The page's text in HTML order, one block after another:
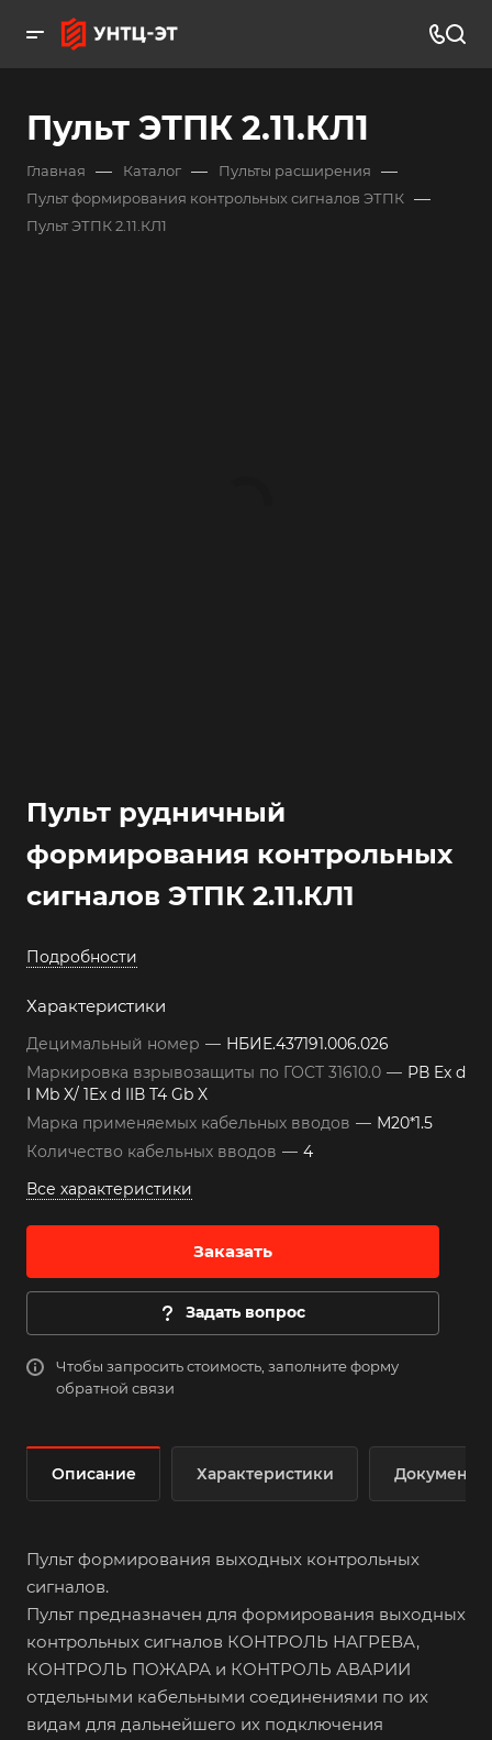
Пульт ЭТПК 2.11.КЛ1
Главная — Каталог — Пульты расширения —
Пульт формирования контрольных сигналов ЭТПК —
Пульт ЭТПК 2.11.КЛ1
Пульт рудничный
формирования контрольных
сигналов ЭТПК 2.11.КЛ1
Подробности
Характеристики
Децимальный номер — НБИЕ.437191.006.026
Маркировка взрывозащиты по ГОСТ 31610.0 — РВ Ex d
I Mb X/ 1Ex d IIВ T4 Gb X
Марка применяемых кабельных вводов — М20*1.5
Количество кабельных вводов — 4
Все характеристики
Заказать
Задать вопрос
Чтобы запросить стоимость, заполните форму
обратной связи
Описание Характеристики Документы
Пульт формирования выходных контрольных
сигналов.
Пульт предназначен для формирования выходных
контрольных сигналов КОНТРОЛЬ НАГРЕВА,
КОНТРОЛЬ ПОЖАРА и КОНТРОЛЬ АВАРИИ
отдельными кабельными соединениями по их
видам для дальнейшего их подключения